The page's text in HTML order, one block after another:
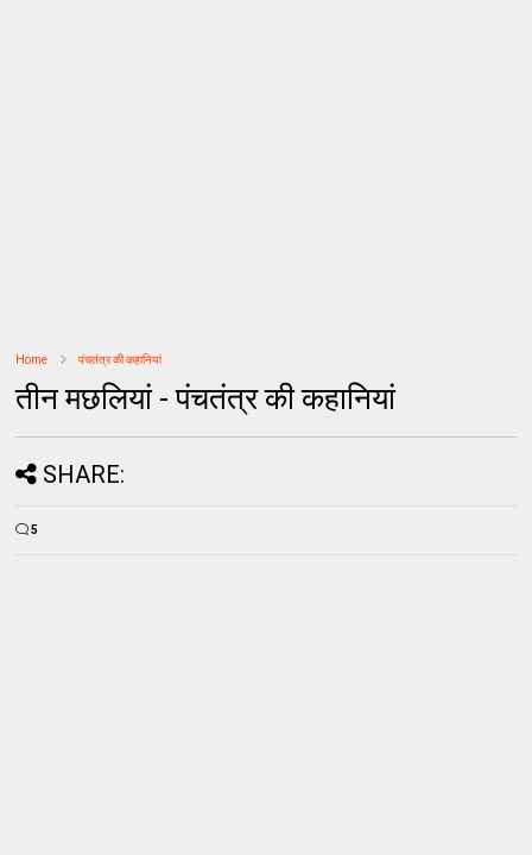
Home पंचतंत्र की कहानियां
तीन मछलियां - पंचतंत्र की कहानियां
SHARE:
5